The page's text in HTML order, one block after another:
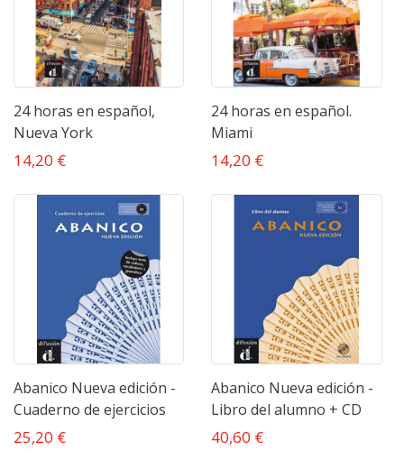
24 horas en español,
Nueva York
14,20 €
24 horas en español.
Miami
14,20 €
Abanico Nueva edición -
Cuaderno de ejercicios
25,20 €
Abanico Nueva edición -
Libro del alumno + CD
40,60 €